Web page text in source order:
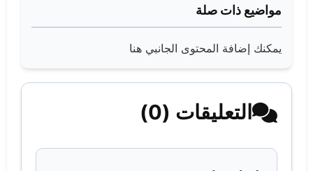
مواضيع ذات صلة
يمكنك إضافة المحتوى الجانبي هنا
التعليقات (0)